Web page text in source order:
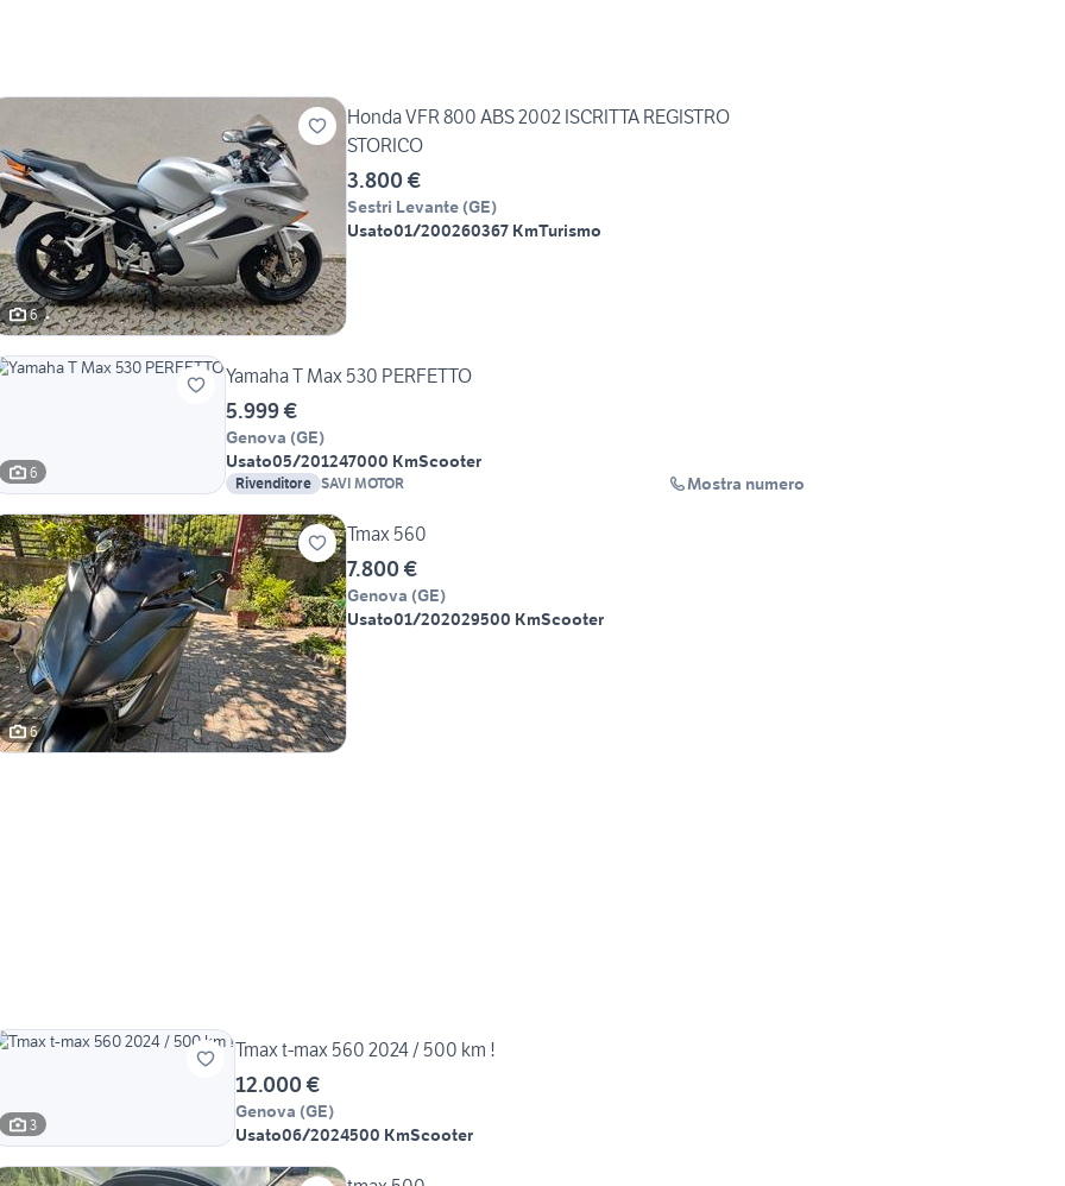
6
Honda VFR 800 ABS 2002 ISCRITTA REGISTRO
STORICO
3.800 €
Sestri Levante (GE)
Usato01/200260367 KmTurismo
6
Yamaha T Max 530 PERFETTO
5.999 €
Genova (GE)
Usato05/201247000 KmScooter
Rivenditore SAVI MOTOR Mostra numero
6
Tmax 560
7.800 €
Genova (GE)
Usato01/202029500 KmScooter
3
Tmax t-max 560 2024 / 500 km !
12.000 €
Genova (GE)
Usato06/2024500 KmScooter